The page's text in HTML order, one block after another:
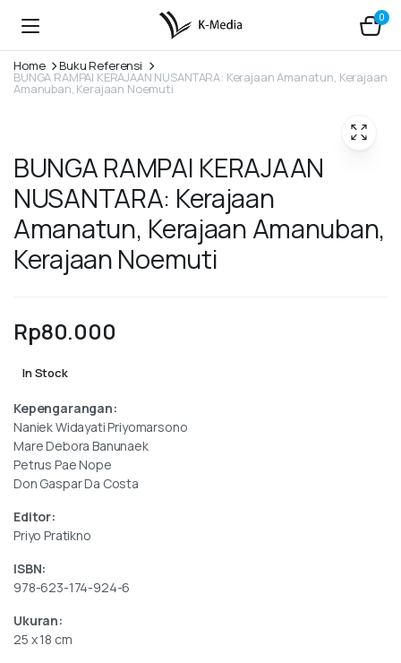
0
Home Buku Referensi
BUNGA RAMPAI KERAJAAN NUSANTARA: Kerajaan Amanatun, Kerajaan
Amanuban, Kerajaan Noemuti
BUNGA RAMPAI KERAJAAN
NUSANTARA: Kerajaan
Amanatun, Kerajaan Amanuban,
Kerajaan Noemuti
Rp80.000
In Stock
Kepengarangan:
Naniek Widayati Priyomarsono
Mare Debora Banunaek
Petrus Pae Nope
Don Gaspar Da Costa
Editor:
Priyo Pratikno
ISBN:
978-623-174-924-6
Ukuran:
25 x 18 cm